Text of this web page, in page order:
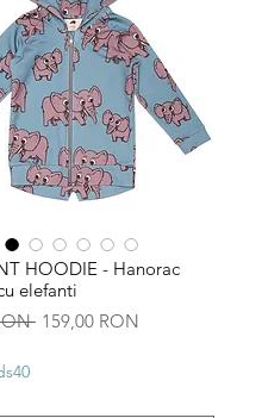
HOODIE - Hanorac
elefanti
Preț
159,00 RON